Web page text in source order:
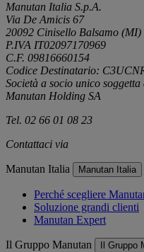
Manutan Italia S.p.A.
Via De Amicis 67
20092 Cinisello Balsamo (MI)
P.IVA IT02097170969
C.F. 09816660154
Codice Destinatario:
Società a socio unico
Manutan Holding SA
Tel. 02 66 01 08 23
Contattaci via
Manutan Italia Manutan Italia
Perché scegliere
Soluzione grandi clienti
Manutan Expert
Il Gruppo Manutan Il Gruppo